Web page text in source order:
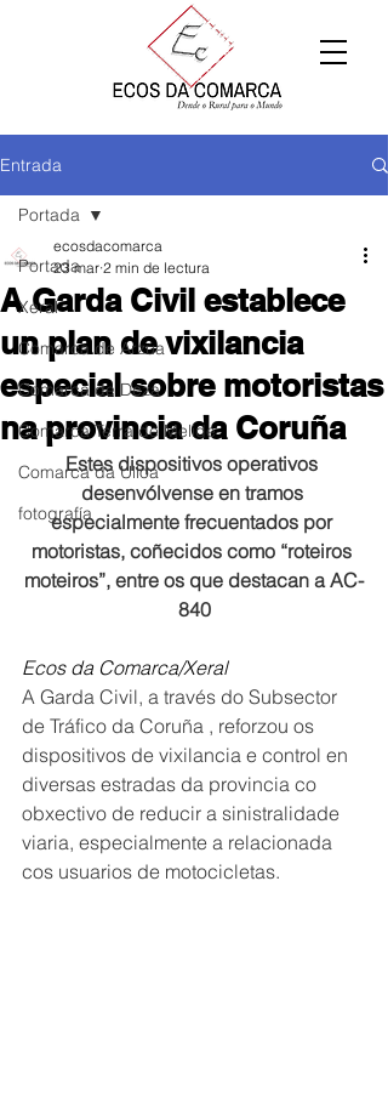
Entrada
Portada
Xeral
Comarca de Arzúa
Comarca de Deza
Comarca Terra de Melide
Comarca da Ulloa
fotografía
Portada
A Garda Civil establece
un plan de vixilancia
especial sobre motoristas
na provincia da Coruña
ecosdacomarca
23 mar 2 min de lectura
Estes dispositivos operativos
desenvólvense en tramos
especialmente frecuentados por
motoristas, coñecidos como “roteiros
moteiros”, entre os que destacan a AC-
840
Ecos da Comarca/Xeral
A Garda Civil, a través do Subsector
de Tráfico da Coruña , reforzou os
dispositivos de vixilancia e control en
diversas estradas da provincia co
obxectivo de reducir a sinistralidade
viaria, especialmente a relacionada
cos usuarios de motocicletas.